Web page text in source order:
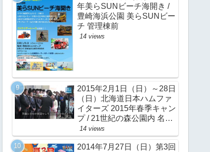
年美らSUNビーチ海開き /
豊崎海浜公園 美らSUNビー
チ 管理棟前
14 views
2015年2月1日（日）～28日
（日）北海道日本ハムファ
イターズ 2015年春季キャン
プ / 21世紀の森公園内 名護
市営球場
14 views
2014年7月27日（日）第3回